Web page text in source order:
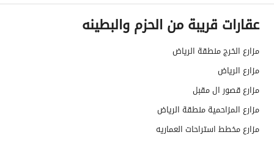
خدمات العقار
كهرباء
تفاصيل اضافية
عمر العقار
عقارات قريبة من الحزم والبطينه
مزارع الخرج منطقة الرياض
مزارع الرياض
مزارع قصور ال مقبل
مزارع المزاحمية منطقة الرياض
مزارع مخطط استراحات العماريه